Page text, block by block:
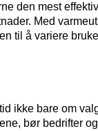
den mest
Med
til å variere
ikke bare om
bør bedrifter